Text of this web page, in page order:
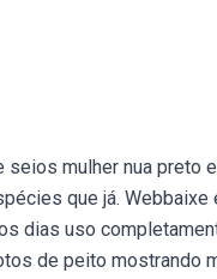
mulher nua preto
que já.
dias uso
de peito mostrando